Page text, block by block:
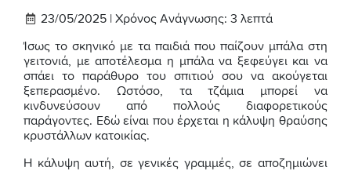
23/05/2025 | Χρόνος Ανάγνωσης: 3 λεπτά
Ίσως το σκηνικό με τα παιδιά που παίζουν μπάλα στη
γειτονιά, με αποτέλεσμα η μπάλα να ξεφεύγει και να
σπάει το παράθυρο του σπιτιού σου να ακούγεται
ξεπερασμένο. Ωστόσο, τα τζάμια μπορεί να
κινδυνεύσουν από πολλούς διαφορετικούς
παράγοντες. Εδώ είναι που έρχεται η κάλυψη θραύσης
κρυστάλλων κατοικίας.
Η κάλυψη αυτή, σε γενικές γραμμές, σε αποζημιώνει